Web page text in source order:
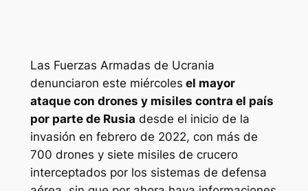
Las Fuerzas Armadas de Ucrania
denunciaron este miércoles el mayor
ataque con drones y misiles contra el país
por parte de Rusia desde el inicio de la
invasión en febrero de 2022, con más de
700 drones y siete misiles de crucero
interceptados por los sistemas de defensa